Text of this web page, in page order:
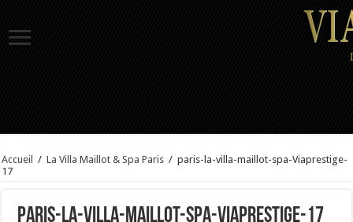
Accueil / La Villa Maillot & Spa Paris / paris-la-villa-maillot-spa-Viaprestige-
17
paris-la-villa-maillot-spa-Viaprestige-17